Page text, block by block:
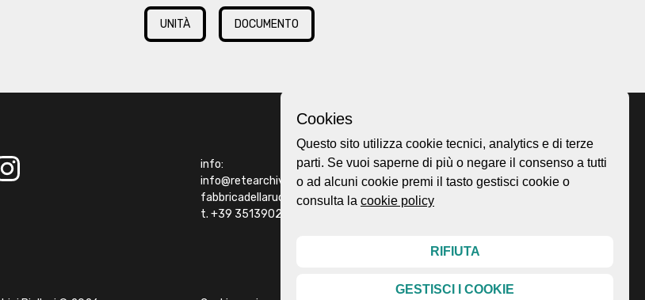
UNITÀ DOCUMENTO
info:
info@retearchivibiellesi.it
fabbricadellaruota@gmail.com
t. +39 3513902199
Home page
About
Protagonisti
News
Cookies
Questo sito utilizza cookie tecnici, analytics e di terze
parti. Se vuoi saperne di più o negare il consenso a tutti
o ad alcuni cookie premi il tasto gestisci cookie o
consulta la cookie policy
RIFIUTA
GESTISCI I COOKIE